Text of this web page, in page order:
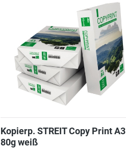
Kopierp. STREIT Copy Print A3
80g weiß